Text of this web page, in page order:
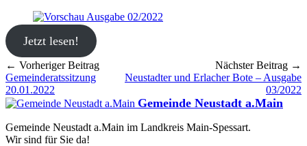
Jetzt lesen!
← Vorheriger Beitrag
Gemeinderatssitzung
20.01.2022
Nächster Beitrag →
Neustadter und Erlacher Bote – Ausgabe
03/2022
Gemeinde Neustadt a.Main
Gemeinde Neustadt a.Main im Landkreis Main-Spessart.
Wir sind für Sie da!